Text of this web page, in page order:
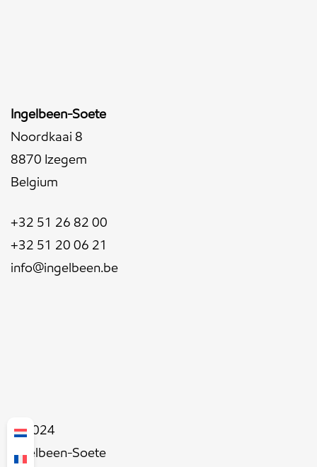
Ingelbeen-Soete
Noordkaai 8
8870 Izegem
Belgium
+32 51 26 82 00
+32 51 20 06 21
info@ingelbeen.be
© 2024
Ingelbeen-Soete